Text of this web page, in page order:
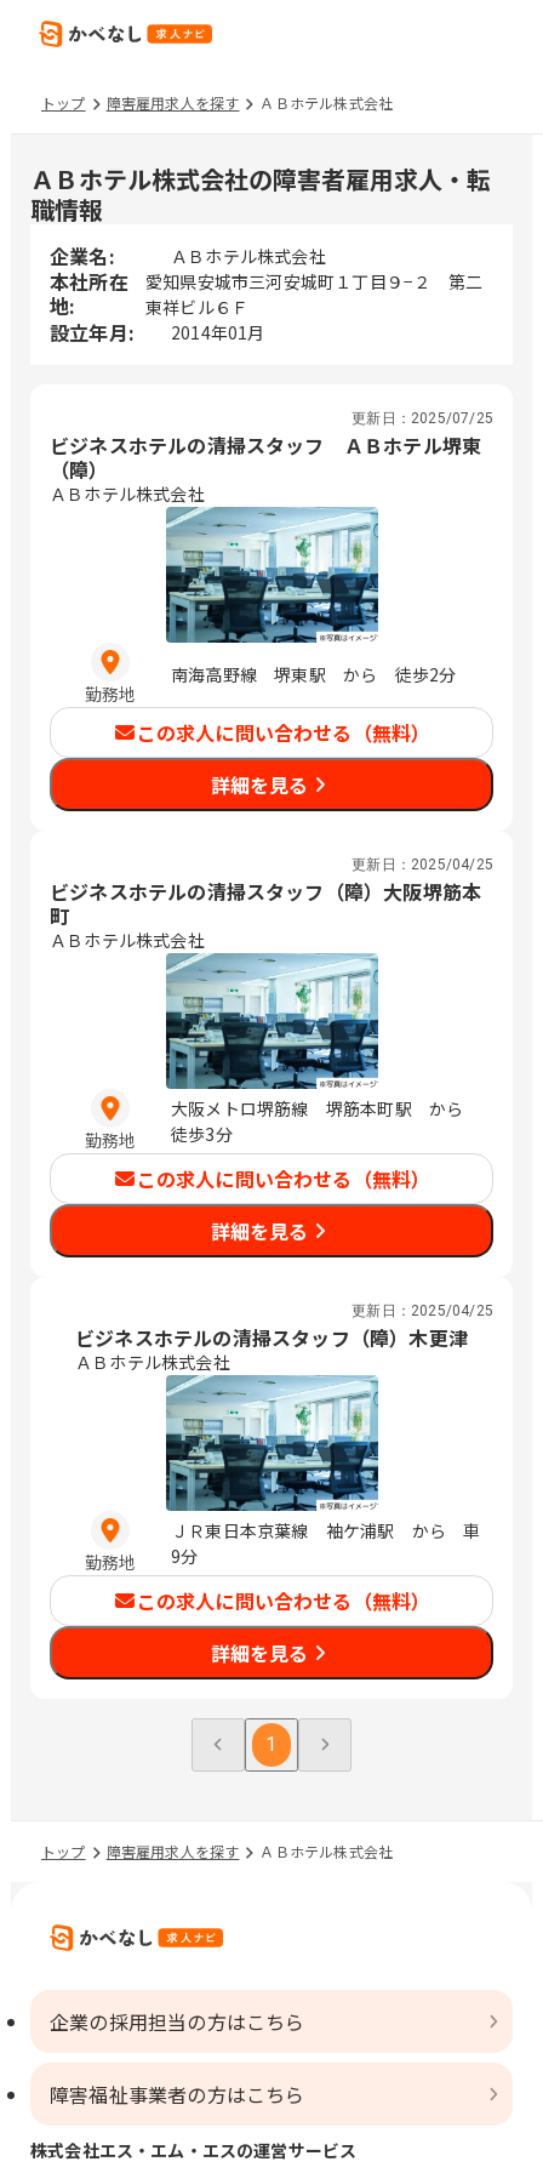
トップ 障害雇用求人を探す ＡＢホテル株式会社
ＡＢホテル株式会社の障害者雇用求人・転
職情報
企業名: ＡＢホテル株式会社
本社所在
地:
愛知県安城市三河安城町１丁目９−２ 第二
東祥ビル６Ｆ
設立年月: 2014年01月
更新日： 2025/07/25
ビジネスホテルの清掃スタッフ ＡＢホテル堺東
（障）
ＡＢホテル株式会社
勤務地
南海高野線 堺東駅 から 徒歩2分
この求人に問い合わせる（無料）
詳細を見る
更新日： 2025/04/25
ビジネスホテルの清掃スタッフ（障）大阪堺筋本
町
ＡＢホテル株式会社
勤務地
大阪メトロ堺筋線 堺筋本町駅 から
徒歩3分
この求人に問い合わせる（無料）
詳細を見る
更新日： 2025/04/25
ビジネスホテルの清掃スタッフ（障）木更津
ＡＢホテル株式会社
勤務地
ＪＲ東日本京葉線 袖ケ浦駅 から 車
9分
この求人に問い合わせる（無料）
詳細を見る
1
トップ 障害雇用求人を探す ＡＢホテル株式会社
企業の採用担当の方はこちら
障害福祉事業者の方はこちら
株式会社エス・エム・エスの運営サービス